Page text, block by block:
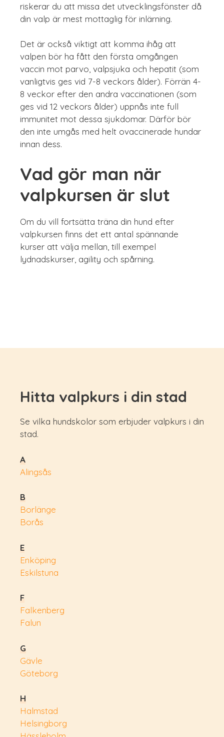
riskerar du att missa det utvecklingsfönster då
din valp är mest mottaglig för inlärning.
Det är också viktigt att komma ihåg att
valpen bör ha fått den första omgången
vaccin mot parvo, valpsjuka och hepatit (som
vanligtvis ges vid 7-8 veckors ålder). Förrän 4-
8 veckor efter den andra vaccinationen (som
ges vid 12 veckors ålder) uppnås inte full
immunitet mot dessa sjukdomar. Därför bör
den inte umgås med helt ovaccinerade hundar
innan dess.
Vad gör man när
valpkursen är slut
Om du vill fortsätta träna din hund efter
valpkursen finns det ett antal spännande
kurser att välja mellan, till exempel
lydnadskurser, agility och spårning.
Hitta valpkurs i din stad
Se vilka hundskolor som erbjuder valpkurs i din
stad.
A
Alingsås
B
Borlänge
Borås
E
Enköping
Eskilstuna
F
Falkenberg
Falun
G
Gävle
Göteborg
H
Halmstad
Helsingborg